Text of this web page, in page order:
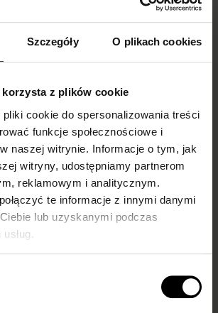
Szczegóły O plikach cookies
z plików cookie
cookie do spersonalizowania treści
funkcje społecznościowe i
naszej witrynie. Informacje o tym, jak
witryny, udostępniamy partnerom
reklamowym i analitycznym.
te informacje z innymi danymi
lub uzyskanymi podczas
What to wear
fishnet tights with
and how to style
them? Our guide
style, taking over both
runways and everyday